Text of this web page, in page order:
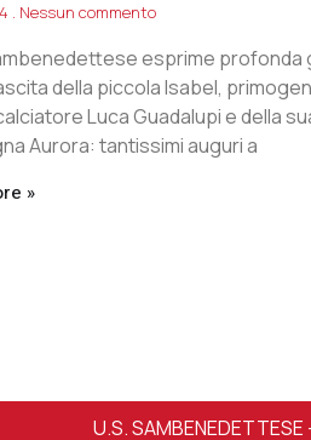
Nessun commento
esprime profonda
della piccola Isabel,
Luca Guadalupi e della
Aurora: tantissimi auguri a
»
U.S.